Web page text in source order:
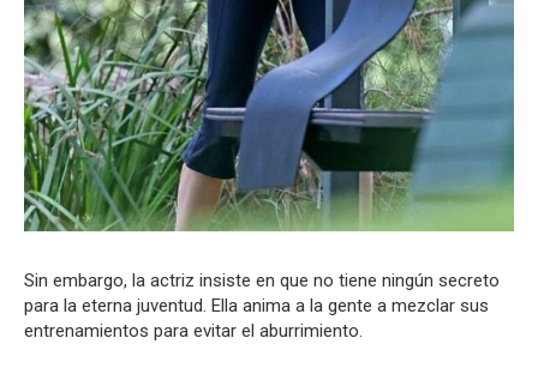
Sin embargo, la actriz insiste en que no tiene ningún secreto
para la eterna juventud. Ella anima a la gente a mezclar sus
entrenamientos para evitar el aburrimiento.